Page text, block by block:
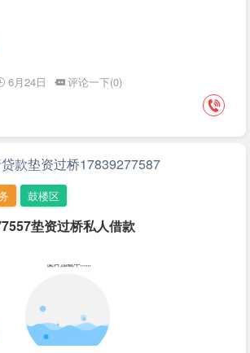
6月24日
评论一下(0)
款垫资过桥17839277587
鼓楼区
垫资过桥私人借款